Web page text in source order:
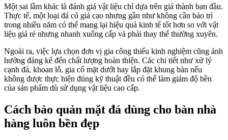
Một sai lầm khác là đánh giá vật liệu chỉ dựa trên giá thành ban đầu.
Thực tế, một loại đá có giá cao nhưng gần như không cần bảo trì
trong nhiều năm có thể mang lại hiệu quả kinh tế tốt hơn so với vật
liệu giá rẻ nhưng nhanh xuống cấp và phải thay thế thường xuyên.
Ngoài ra, việc lựa chọn đơn vị gia công thiếu kinh nghiệm cũng ảnh
hưởng đáng kể đến chất lượng hoàn thiện. Các chi tiết như xử lý
cạnh đá, khoan lỗ, gia cố mặt dưới hay lắp đặt khung bàn nếu
không được thực hiện đúng kỹ thuật đều có thể làm giảm độ bền
của sản phẩm dù sử dụng vật liệu cao cấp.
Cách bảo quản mặt đá dùng cho bàn nhà
hàng luôn bền đẹp